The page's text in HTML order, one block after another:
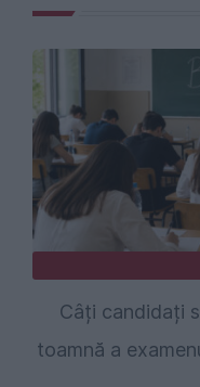
Câți candidați
toamnă a